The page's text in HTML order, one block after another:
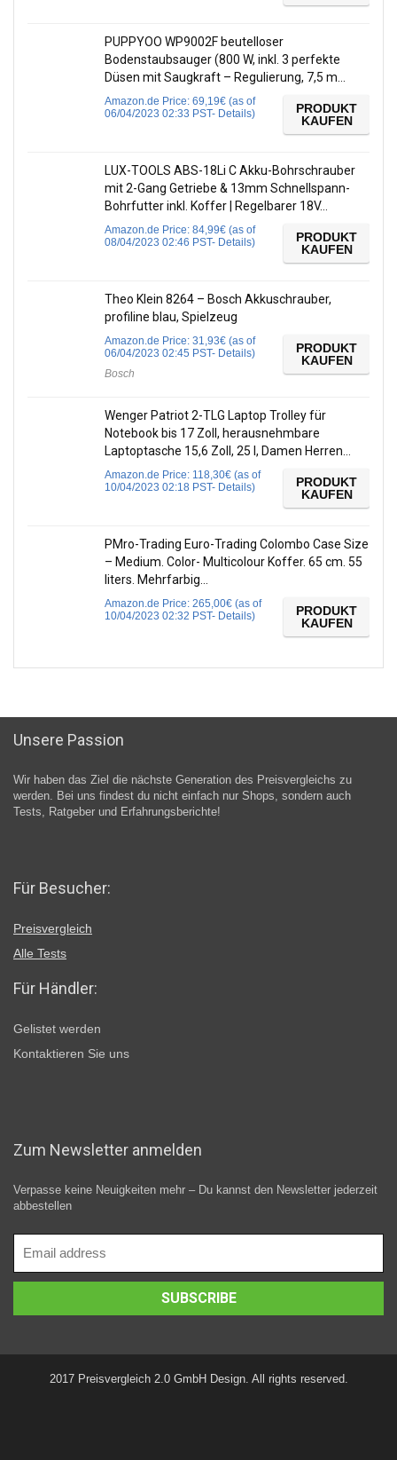
PUPPYOO WP9002F beutelloser
Bodenstaubsauger (800 W, inkl. 3 perfekte
Düsen mit Saugkraft – Regulierung, 7,5 m…
Amazon.de Price: 69,19€ (as of
06/04/2023 02:33 PST- Details)
PRODUKT
KAUFEN
LUX-TOOLS ABS-18Li C Akku-Bohrschrauber
mit 2-Gang Getriebe & 13mm Schnellspann-
Bohrfutter inkl. Koffer | Regelbarer 18V…
Amazon.de Price: 84,99€ (as of
08/04/2023 02:46 PST- Details)
PRODUKT
KAUFEN
Theo Klein 8264 – Bosch Akkuschrauber,
profiline blau, Spielzeug
Amazon.de Price: 31,93€ (as of
06/04/2023 02:45 PST- Details)
Bosch
PRODUKT
KAUFEN
Wenger Patriot 2-TLG Laptop Trolley für
Notebook bis 17 Zoll, herausnehmbare
Laptoptasche 15,6 Zoll, 25 l, Damen Herren…
Amazon.de Price: 118,30€ (as of
10/04/2023 02:18 PST- Details)
PRODUKT
KAUFEN
PMro-Trading Euro-Trading Colombo Case Size
– Medium. Color- Multicolour Koffer. 65 cm. 55
liters. Mehrfarbig…
Amazon.de Price: 265,00€ (as of
10/04/2023 02:32 PST- Details)
PRODUKT
KAUFEN
Unsere Passion
Wir haben das Ziel die nächste Generation des Preisvergleichs zu
werden. Bei uns findest du nicht einfach nur Shops, sondern auch
Tests, Ratgeber und Erfahrungsberichte!
Für Besucher:
Preisvergleich
Alle Tests
Für Händler:
Gelistet werden
Kontaktieren Sie uns
Zum Newsletter anmelden
Verpasse keine Neuigkeiten mehr – Du kannst den Newsletter jederzeit
abbestellen
2017 Preisvergleich 2.0 GmbH Design. All rights reserved.